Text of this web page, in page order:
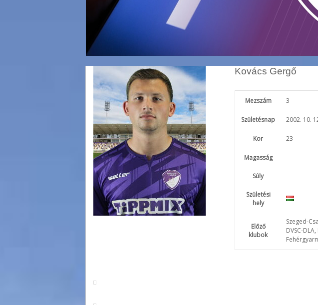
Kovács Gergő
Mezszám 3
Születésnap 2002. 10.
Kor 23
Magasság
Súly
Születési
hely
Előző
klubok
Szeged-
DVSC-